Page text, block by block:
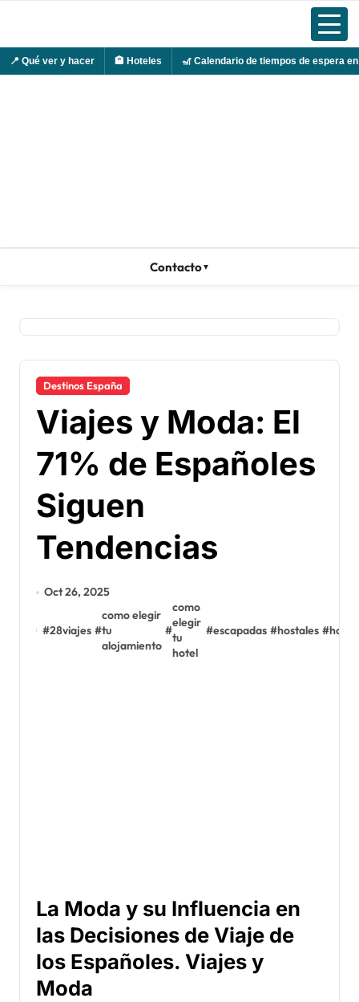
📍 Qué ver y hacer 🏨 Hoteles 🎢 Calendario de tiempos de espera
Contacto▼
Destinos España
Viajes y Moda: El
71% de Españoles
Siguen
Tendencias
Oct 26, 2025
#28viajes #
como elegir
tu
alojamiento
#
como
elegir
tu
hotel
#escapadas #hostales #
La Moda y su Influencia en
las Decisiones de Viaje de
los Españoles. Viajes y
Moda